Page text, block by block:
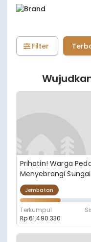
Filter
Prihatin! Warga
Menyebrangi
Tanpa Jembatan
Jembatan
Terkumpul
Rp 61.490.330